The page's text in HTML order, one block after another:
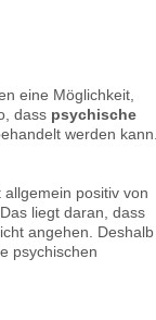
eine Möglichkeit,
dass psychische
werden kann.
allgemein positiv von
liegt daran, dass
angehen. Deshalb
psychischen